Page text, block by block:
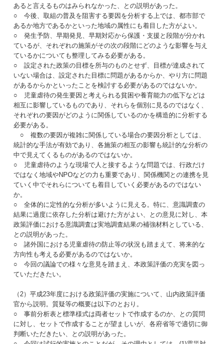
あると言えるものはみられなかった、との説明があった。
○ 今後、取組の普及を阻害する要因を分析する上では、都市部で
あるか地方であるかといった地域の属性にも着目した方がよい。
○ 発生予防、早期発見、早期対応から保護・支援と段階が分かれ
ているが、それぞれの施策がその次の段階にどのような影響を与え
ているかについても整理してみる必要がある。
○ 設定された政策の目標を所与のものとせず、目標が達成されて
いない場合は、設定された目標に問題があるからか、やり方に問題
があるからかといったことを検討する必要があるのではないか。
○ 児童虐待の発生要因と考えられる貧困や養育能力の低下などは
相互に影響しているものであり、それらを個別に見るのではなく、
それぞれの要因がどのように関係しているのかを構造的に分析する
必要がある。
○ 複数の要因が複雑に関係している場合の要因分析としては、
統計的な手法が有効であり、各施策の相互の影響も統計的な分析の
中で見えてくるものがあるのではないか。
○ 児童虐待のような現場で人と接するような問題では、行政だけ
ではなく地域やNPOなどの力も重要であり、関係機関との連携を見
ていく中でそれらについても着目していく必要があるのではない
か。
○ 全体的に定性的な分析が多いように見える。特に、意識調査の
結果に過度に依存した分析は避けた方がよい、との意見に対し、本
政策評価における意識調査は実地調査結果の補強材料としている、
との説明があった。
○ 諸外国における児童虐待の防止等の状況も踏まえて、将来的な
方向性も考える必要があるのではないか。
○ 今回の議論での様々な意見を踏まえ、本政策評価の充実を図っ
ていただきたい。
（2）平成23年度における政策評価の実施について、山内政策評価
官から説明。質疑等の概要は以下のとおり。
○ 事前分析表と標準様式は両者セットで作成するのか、との質問
に対し、セットで作成することが望ましいが、各府省等で適切に御
判断いただきたい、との説明があった。